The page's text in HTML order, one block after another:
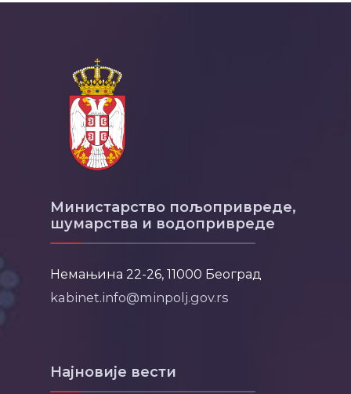
Министарство пољопривреде,
шумарства и водопривреде
Немањина 22-26, 11000 Београд
kabinet.info@minpolj.gov.rs
Најновије вести